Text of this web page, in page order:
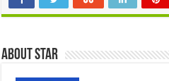
About star